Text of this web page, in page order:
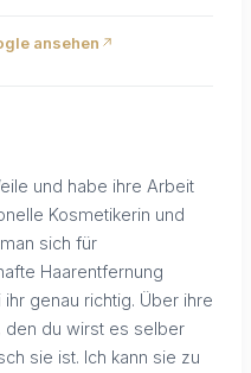
ansehen
und habe ihre Arbeit
Kosmetikerin und
sich für
Haarentfernung
genau richtig. Über ihre
den du wirst es selber
sie ist. Ich kann sie zu